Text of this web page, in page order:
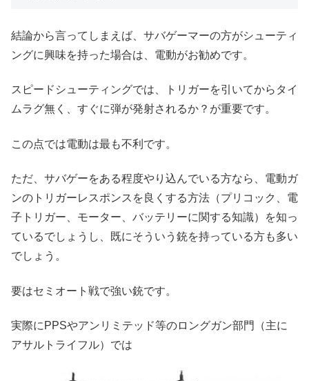
結論から言ってしまえば、サバゲーマーの方がシューティ
ングに興味を持った場合は、電動がお勧めです。
スピードシューティングでは、トリガーを引いてからタイ
ムラグ無く、すぐに弾が発射されるか？が重要です。
この点では電動は最も不利です。
ただ、サバゲーをある程度やり込んでいる方なら、電動ガ
ンのトリガーレスポンスを良くする方法（プリコック、電
子トリガー、モーター、バッテリーに関する知識）を知っ
ているでしょうし、既にそういう銃を持っている方も多い
でしょう。
要はセミオート戦で強い銃です。
実際にPPSやアンリミテッド等のロングガン部門（主に
アサルトライフル）では